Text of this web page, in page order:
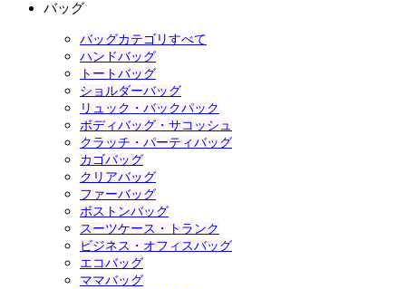
バッグ
バッグカテゴリすべて
ハンドバッグ
トートバッグ
ショルダーバッグ
リュック・バックパック
ボディバッグ・サコッシュ
クラッチ・パーティバッグ
カゴバッグ
クリアバッグ
ファーバッグ
ボストンバッグ
スーツケース・トランク
ビジネス・オフィスバッグ
エコバッグ
ママバッグ